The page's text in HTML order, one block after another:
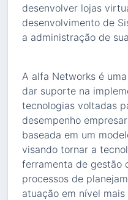
desenvolver lojas
desenvolvimento de
a administração de
A alfa Networks é
dar suporte na
tecnologias voltadas
desempenho
baseada em um
visando tornar a
ferramenta de gestão
processos de
atuação em nível